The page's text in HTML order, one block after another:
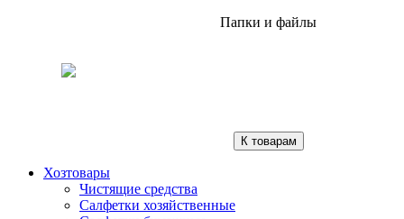
Папки и файлы
К товарам
Хозтовары
Чистящие средства
Салфетки хозяйственные